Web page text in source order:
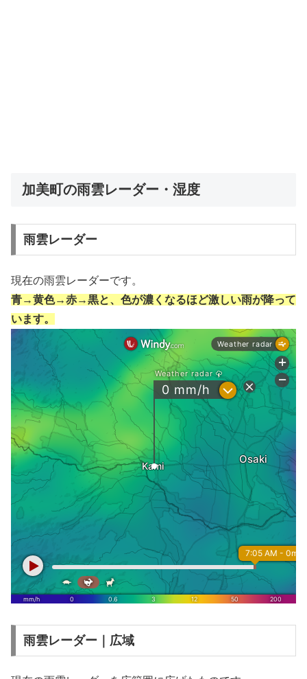
加美町の雨雲レーダー・湿度
雨雲レーダー
現在の雨雲レーダーです。
青→黄色→赤→黒と、色が濃くなるほど激しい雨が降って
います。
雨雲レーダー｜広域